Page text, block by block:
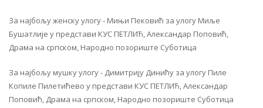
За најбољу женску улогу - Мињи Пековић за улогу Миље
Бушатлије у представи КУС ПЕТЛИЋ, Александар Поповић,
Драма на српском, Народно позориште Суботица
За најбољу мушку улогу - Димитрију Динићу за улогу Пиле
Копиле Пилетићево у представи КУС ПЕТЛИЋ, Александар
Поповић, Драма на српском, Народно позориште Суботица